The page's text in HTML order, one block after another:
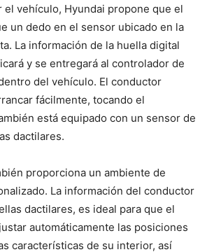
el vehículo, Hyundai propone que el
un dedo en el sensor ubicado en la
La información de la huella digital
y se entregará al controlador de
del vehículo. El conductor
fácilmente, tocando el
está equipado con un sensor de
dactilares.
proporciona un ambiente de
La información del conductor
dactilares, es ideal para que el
automáticamente las posiciones
características de su interior, así